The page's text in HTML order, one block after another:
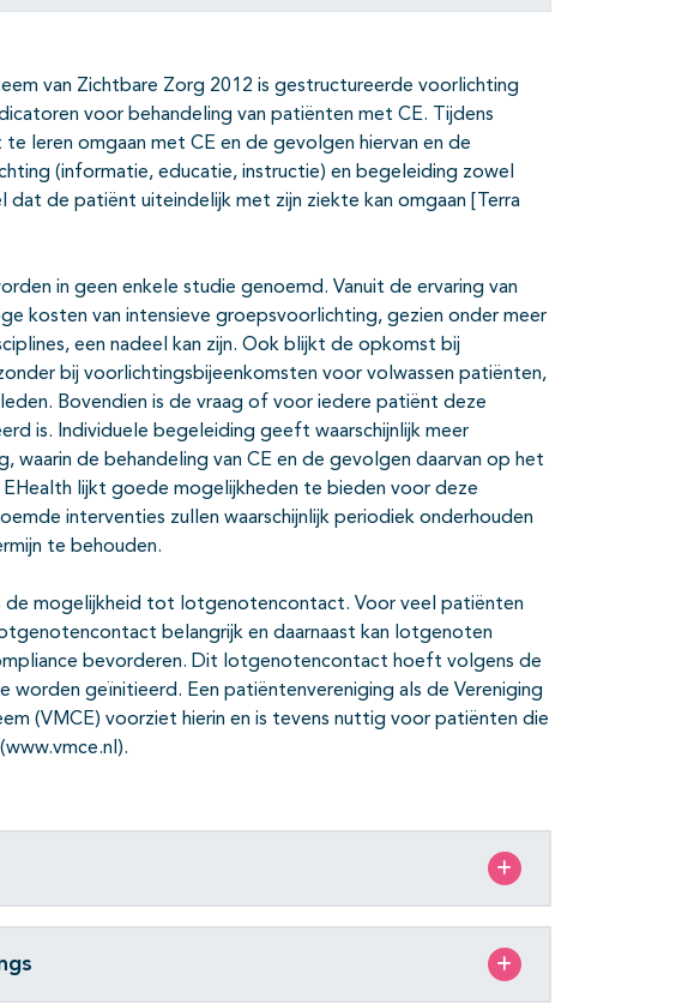
van Zichtbare Zorg 2012 is gestructureerde voorlichting
voor behandeling van patiënten met CE. Tijdens
leren omgaan met CE en de gevolgen hiervan en de
(informatie, educatie, instructie) en begeleiding zowel
dat de patiënt uiteindelijk met zijn ziekte kan omgaan [Terra
in geen enkele studie genoemd. Vanuit de ervaring van
kosten van intensieve groepsvoorlichting, gezien onder meer
een nadeel kan zijn. Ook blijkt de opkomst bij
bij voorlichtingsbijeenkomsten voor volwassen patiënten,
Bovendien is de vraag of voor iedere patiënt deze
is. Individuele begeleiding geeft waarschijnlijk meer
de behandeling van CE en de gevolgen daarvan op het
EHealth lijkt goede mogelijkheden te bieden voor deze
interventies zullen waarschijnlijk periodiek onderhouden
te behouden.
de mogelijkheid tot lotgenotencontact. Voor veel patiënten
belangrijk en daarnaast kan lotgenoten
bevorderen. Dit lotgenotencontact hoeft volgens de
geïnitieerd. Een patiëntenvereniging als de Vereniging
(VMCE) voorziet hierin en is tevens nuttig voor patiënten die